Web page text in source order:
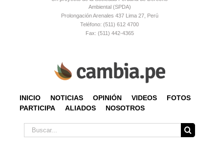
Ambiental (SPDA)
Prolongación Arenales 437 Lima 27, Perú
Teléfono: (511) 612 4700
Fax: (511) 442-4365
INICIO NOTICIAS OPINIÓN VIDEOS
FOTOS
PARTICIPA
ALIADOS NOSOTROS
Buscar: